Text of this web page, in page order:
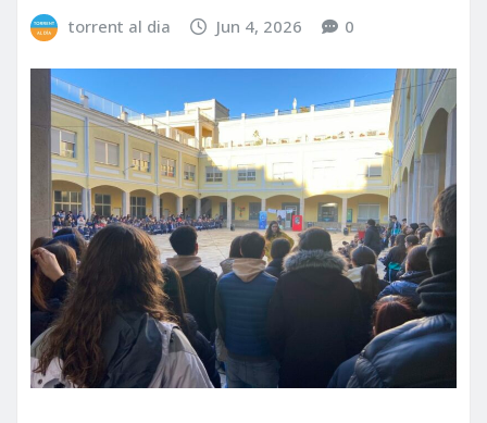
torrent al dia Jun 4, 2026 0